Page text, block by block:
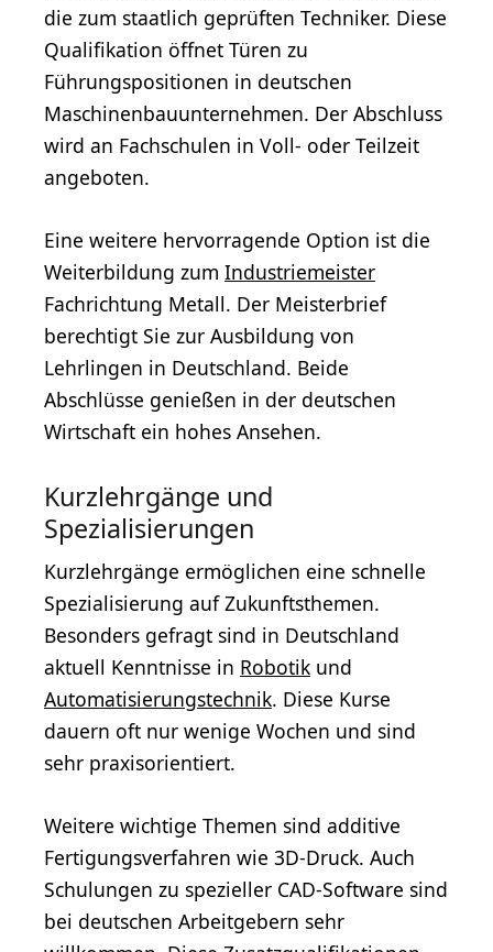
die zum staatlich geprüften Techniker. Diese
Qualifikation öffnet Türen zu
Führungspositionen in deutschen
Maschinenbauunternehmen. Der Abschluss
wird an Fachschulen in Voll- oder Teilzeit
angeboten.
Eine weitere hervorragende Option ist die
Weiterbildung zum Industriemeister
Fachrichtung Metall. Der Meisterbrief
berechtigt Sie zur Ausbildung von
Lehrlingen in Deutschland. Beide
Abschlüsse genießen in der deutschen
Wirtschaft ein hohes Ansehen.
Kurzlehrgänge und
Spezialisierungen
Kurzlehrgänge ermöglichen eine schnelle
Spezialisierung auf Zukunftsthemen.
Besonders gefragt sind in Deutschland
aktuell Kenntnisse in Robotik und
Automatisierungstechnik. Diese Kurse
dauern oft nur wenige Wochen und sind
sehr praxisorientiert.
Weitere wichtige Themen sind additive
Fertigungsverfahren wie 3D-Druck. Auch
Schulungen zu spezieller CAD-Software sind
bei deutschen Arbeitgebern sehr